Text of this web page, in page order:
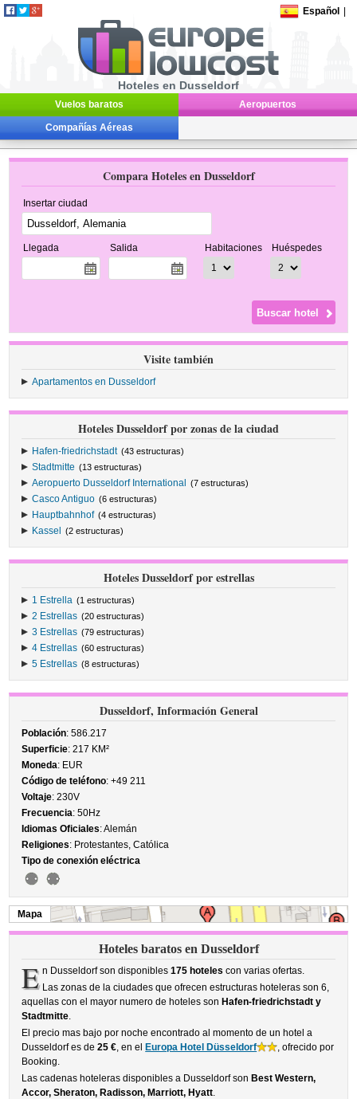
Español
Hoteles en Dusseldorf
Vuelos baratos Aeropuertos
Compañías Aéreas
Compara Hoteles en Dusseldorf
Insertar ciudad
Llegada Salida Habitaciones Huéspedes
Visite también
Apartamentos en Dusseldorf
Hoteles Dusseldorf por zonas de la ciudad
Hafen-friedrichstadt (43 estructuras)
Stadtmitte (13 estructuras)
Aeropuerto Dusseldorf International (7 estructuras)
Casco Antiguo (6 estructuras)
Hauptbahnhof (4 estructuras)
Kassel (2 estructuras)
Hoteles Dusseldorf por estrellas
1 Estrella (1 estructuras)
2 Estrellas (20 estructuras)
3 Estrellas (79 estructuras)
4 Estrellas (60 estructuras)
5 Estrellas (8 estructuras)
Dusseldorf, Información General
Población: 586.217
Superficie: 217 KM²
Moneda: EUR
Código de teléfono: +49 211
Voltaje: 230V
Frecuencia: 50Hz
Idiomas Oficiales: Alemán
Religiones: Protestantes, Católica
Tipo de conexión eléctrica
Mapa
Hoteles baratos en Dusseldorf
E n Dusseldorf son disponibles 175 hoteles con varias ofertas.
Las zonas de la ciudades que ofrecen estructuras hoteleras son 6,
aquellas con el mayor numero de hoteles son Hafen-friedrichstadt y
Stadtmitte.
El precio mas bajo por noche encontrado al momento de un hotel a
Dusseldorf es de25 €, en el Europa Hotel Düsseldorf
, ofrecido por
Booking.
Las cadenas hoteleras disponibles a Dusseldorf son Best Western,
Accor, Sheraton, Radisson, Marriott, Hyatt.